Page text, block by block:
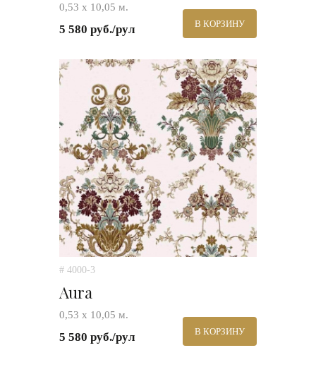
0,53 х 10,05 м.
5 580 руб./рул В КОРЗИНУ
# 4000-3
Aura
0,53 х 10,05 м.
5 580 руб./рул В КОРЗИНУ